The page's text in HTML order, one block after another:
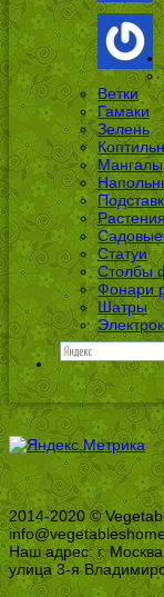
Ветки
Гамаки
Зелень
Мангалы
Статуи
Столбы
Фонари
Шатры
2014-2020 ©
Наш адрес: г.
улица 3-я